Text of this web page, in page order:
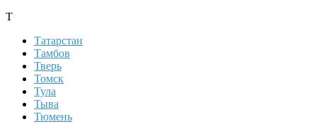
Т
Татарстан
Тамбов
Тверь
Томск
Тула
Тыва
Тюмень